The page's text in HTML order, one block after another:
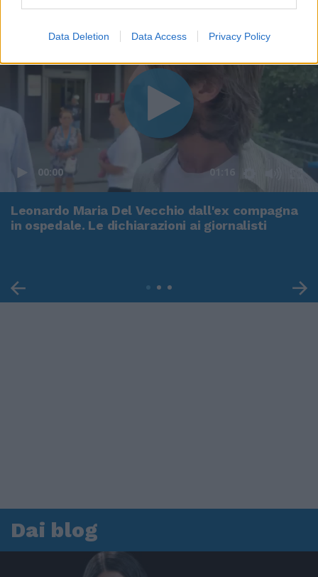
Data Deletion Data Access Privacy Policy
00:00 01:16
Leonardo Maria Del Vecchio dall'ex compagna
in ospedale. Le dichiarazioni ai giornalisti
Dai blog